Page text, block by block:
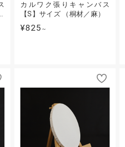
カルワク張りキャンバス
【S】サイズ （桐材／麻）
¥825 ～